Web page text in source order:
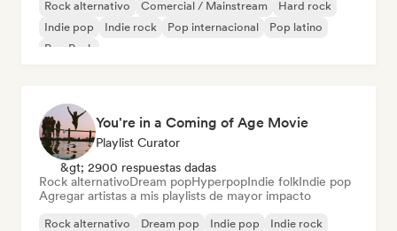
Rock alternativo Comercial / Mainstream
Hard rock
Indie pop
Indie rock Pop internacional
Pop latino
Pop Punk
You're in a Coming of Age Movie
Playlist Curator
&gt; 2900 respuestas dadas
Rock alternativoDream popHyperpopIndie folkIndie pop
Agregar artistas a mis playlists de mayor impacto
Rock alternativo Dream pop Indie pop
Indie rock